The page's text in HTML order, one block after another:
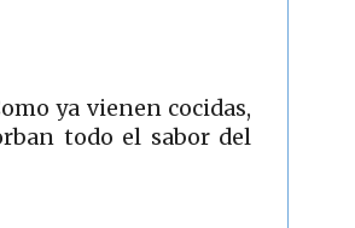
ya vienen cocidas,
todo el sabor del